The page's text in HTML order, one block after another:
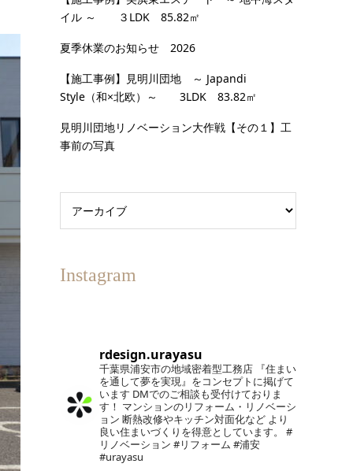
イル ～ ３LDK 85.82㎡
夏季休業のお知らせ 2026
【施工事例】見明川団地 ～ Japandi
Style（和×北欧）～ 3LDK 83.82㎡
見明川団地リノベーション大作戦【その１】工
事前の写真
Instagram
rdesign.urayasu
千葉県浦安市の地域密着型工務店 『住まい
を通して夢を実現』をコンセプトに掲げて
います DMでのご相談も受付けておりま
す！ マンションのリフォーム・リノベーシ
ョン 断熱改修やキッチン対面化など より
良い住まいづくりを得意としています。
#
リノベーション #リフォーム #浦安
#urayasu